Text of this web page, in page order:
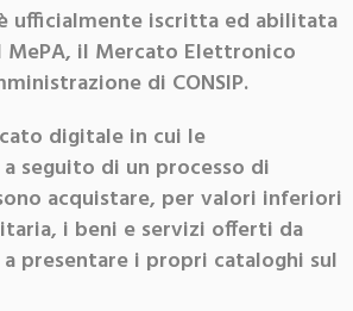
ufficialmente iscritta ed abilitata
MePA, il Mercato Elettronico
di CONSIP.
digitale in cui le
seguito di un processo di
acquistare, per valori inferiori
i beni e servizi offerti da
presentare i propri cataloghi sul